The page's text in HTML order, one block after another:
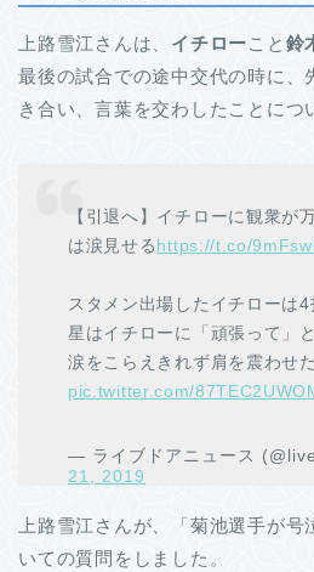
上路雪江さんは、 イチローこと 鈴
最後の試合での途中交代の時に、
き合い、言葉を交わしたことにつ
【引退へ】イチローに観衆が
は涙見せる https://t.co/
スタメン出場したイチローは
星はイチローに「頑張って」
涙をこらえきれず肩を震わせた
pic.twitter.com/
— ライブドアニュース
21, 2019
上路雪江さんが、「菊池選手が号
いての質問をしました。